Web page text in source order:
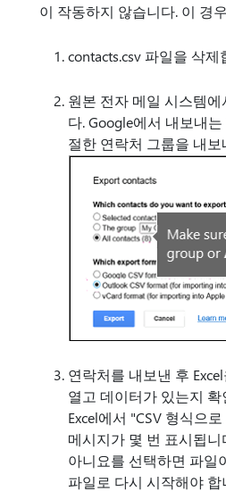
이 작동하지 않습니다. 이 경
contacts.csv 파일을 삭제
원본 전자 메일 시스템
다. Google에서 내보내는
절한 연락처 그룹을 내
연락처를 내보낸 후
열고 데이터가 있는지
Excel에서 "CSV 형식으
메시지가 몇 번 표시됩니
아니요를 선택하면 파일
파일로 다시 시작해야 합